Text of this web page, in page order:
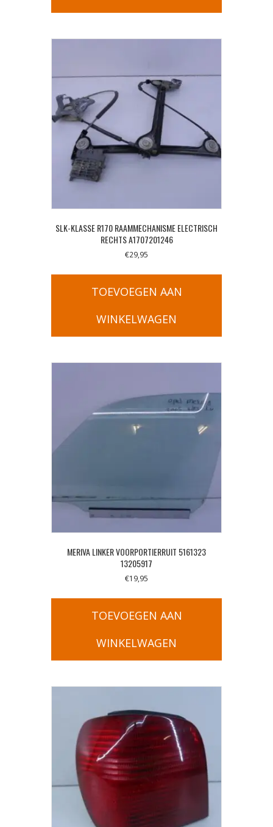
SLK-KLASSE R170 RAAMMECHANISME ELECTRISCH
RECHTS A1707201246
€29,95
TOEVOEGEN AAN
WINKELWAGEN
MERIVA LINKER VOORPORTIERRUIT 5161323
13205917
€19,95
TOEVOEGEN AAN
WINKELWAGEN